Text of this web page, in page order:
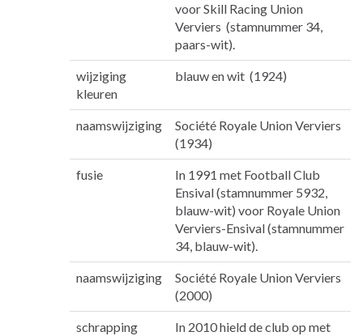
voor Skill Racing Union
Verviers (stamnummer 34,
paars-wit).
wijziging
kleuren
blauw en wit (1924)
naamswijziging
Société Royale Union Verviers
(1934)
fusie
In 1991 met Football Club
Ensival (stamnummer 5932,
blauw-wit) voor Royale Union
Verviers-Ensival (stamnummer
34, blauw-wit).
naamswijziging
Société Royale Union Verviers
(2000)
schrapping
In 2010 hield de club op met